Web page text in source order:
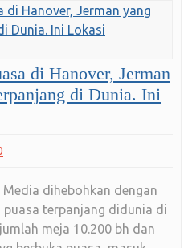
di Hanover, Jerman
di Dunia. Ini
dihebohkan dengan
terpanjang didunia di
meja 10.200 bh dan